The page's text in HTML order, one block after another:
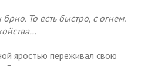
То есть быстро, с огнем.
яростью переживал свою